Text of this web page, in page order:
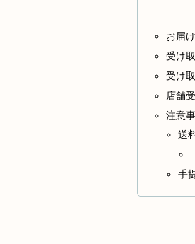
お届
受け
受け
店舗
注意
送
手